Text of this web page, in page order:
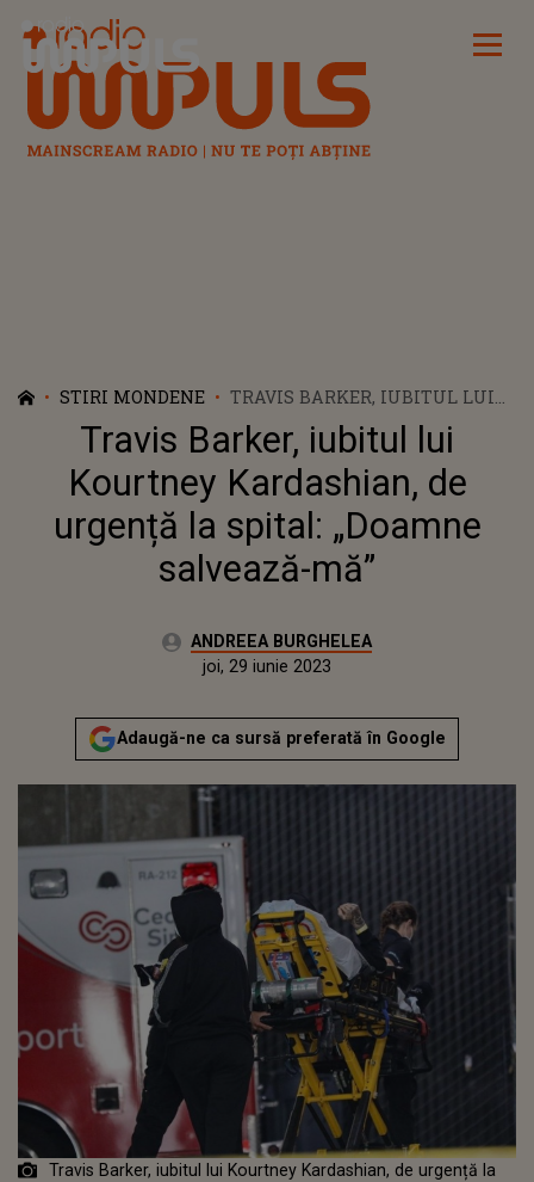
Radio Impuls
STIRI MONDENE
TRAVIS BARKER, IUBITUL LUI
KOURTNEY KARDASHIAN, DE
URGENȚĂ LA SPITAL: „DOAMNE
SALVEAZĂ-MĂ”
Travis Barker, iubitul lui
Kourtney Kardashian, de
urgență la spital: „Doamne
salvează-mă”
Autor:ANDREEA BURGHELEA
Actualizat:
joi, 29 iunie 2023
Adaugă-ne ca sursă preferată în Google
Travis Barker, iubitul lui Kourtney Kardashian, de urgență la